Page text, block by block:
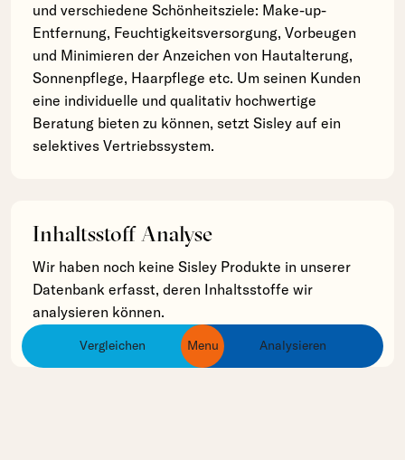
Vergleichen Menu Analysieren
ingredients
products
brands
und verschiedene Schönheitsziele: Make-up-
Entfernung, Feuchtigkeitsversorgung, Vorbeugen
und Minimieren der Anzeichen von Hautalterung,
Sonnenpflege, Haarpflege etc. Um seinen Kunden
eine individuelle und qualitativ hochwertige
Beratung bieten zu können, setzt Sisley auf ein
selektives Vertriebssystem.
Inhaltsstoff Analyse
Wir haben noch keine Sisley Produkte in unserer
Datenbank erfasst, deren Inhaltsstoffe wir
analysieren können.